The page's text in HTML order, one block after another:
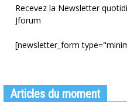
Recevez la Newsletter
Jforum
[newsletter_form
Articles du moment